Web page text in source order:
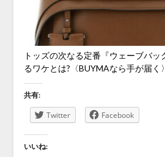
トッズの次なる定番『ウェーブバ
るワケとは?〈BUYMAなら手が届く〉
共有:
Twitter Facebook
いいね: